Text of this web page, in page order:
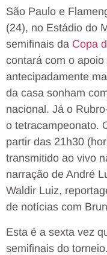
São Paulo e
(24), no Estádio do
semifinais da Copa
contará com o
antecipadamente
da casa sonham
nacional. Já o
o tetracampeonato.
partir das 21h30
transmitido ao vivo
narração de André
Waldir Luiz,
de notícias com
Esta é a sexta vez
semifinais do